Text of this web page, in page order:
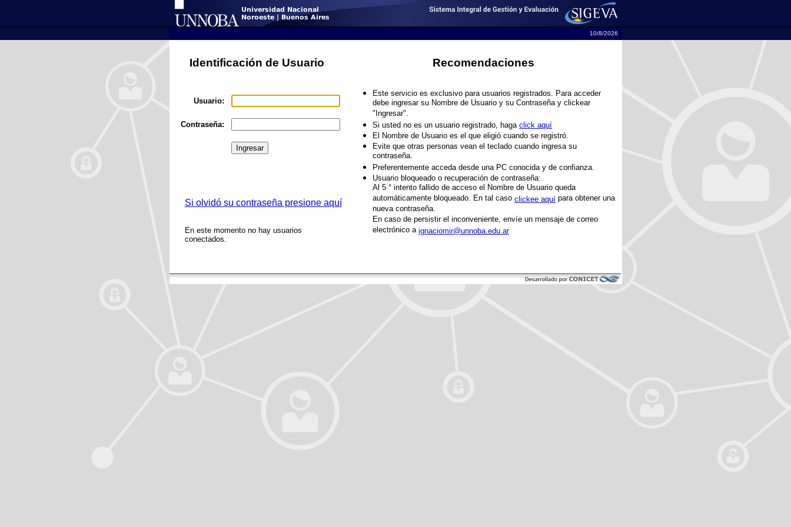
10/8/2026
Identificación de Usuario
Usuario:
Contraseña:
Si olvidó su contraseña presione aquí
En este momento no hay usuarios
conectados.
Recomendaciones
Este servicio es exclusivo para usuarios registrados. Para acceder
debe ingresar su Nombre de Usuario y su Contraseña y clickear
"Ingresar".
Si usted no es un usuario registrado, haga click aquí
El Nombre de Usuario es el que eligió cuando se registró.
Evite que otras personas vean el teclado cuando ingresa su
contraseña.
Preferentemente acceda desde una PC conocida y de confianza.
Usuario bloqueado o recuperación de contraseña:
Al 5 ° intento fallido de acceso el Nombre de Usuario queda
automáticamente bloqueado. En tal caso clickee aquí para obtener una
nueva contraseña.
En caso de persistir el inconveniente, envíe un mensaje de correo
electrónico a ignaciomir@unnoba.edu.ar